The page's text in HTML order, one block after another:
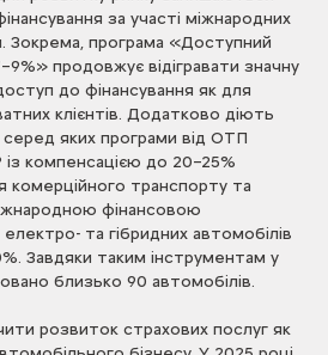
за участі міжнародних
Зокрема, програма «Доступний
продовжує відігравати значну
до фінансування як для
клієнтів. Додатково діють
серед яких програми від ОТП
із компенсацією до 20–25%
комерційного транспорту та
фінансовою
та гібридних автомобілів
Завдяки таким інструментам у
близько 90 автомобілів.
розвиток страхових послуг як